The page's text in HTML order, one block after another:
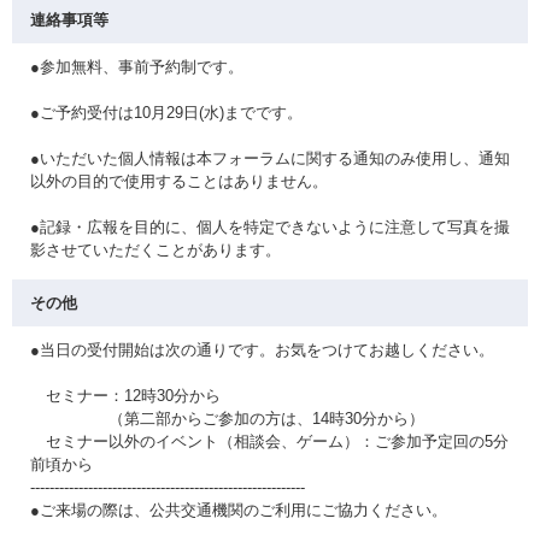
連絡事項等
●参加無料、事前予約制です。
●ご予約受付は10月29日(水)までです。
●いただいた個人情報は本フォーラムに関する通知のみ使用し、通知
以外の目的で使用することはありません。
●記録・広報を目的に、個人を特定できないように注意して写真を撮
影させていただくことがあります。
その他
●当日の受付開始は次の通りです。お気をつけてお越しください。
セミナー：12時30分から
（第二部からご参加の方は、14時30分から）
セミナー以外のイベント（相談会、ゲーム）：ご参加予定回の5分
前頃から
---------------------------------------------------------
●ご来場の際は、公共交通機関のご利用にご協力ください。